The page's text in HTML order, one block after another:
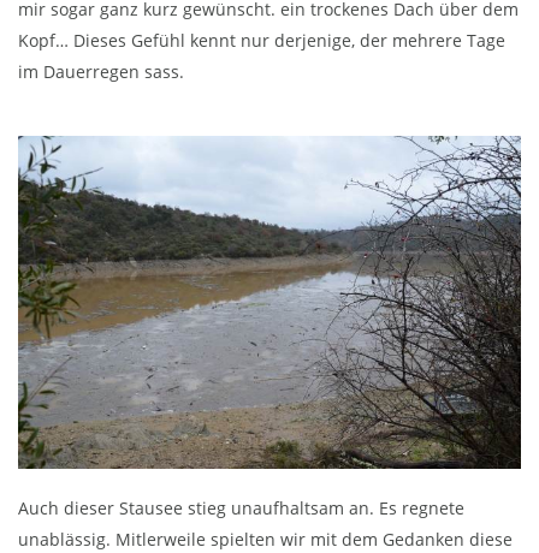
mir sogar ganz kurz gewünscht. ein trockenes Dach über dem
Kopf… Dieses Gefühl kennt nur derjenige, der mehrere Tage
im Dauerregen sass.
Auch dieser Stausee stieg unaufhaltsam an. Es regnete
unablässig. Mitlerweile spielten wir mit dem Gedanken diese